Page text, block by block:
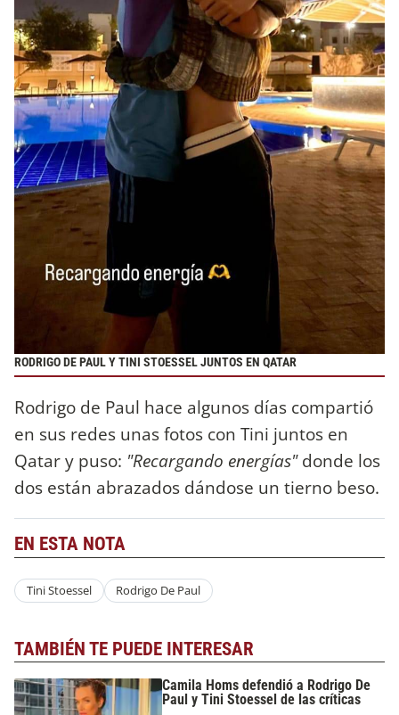
RODRIGO DE PAUL Y TINI STOESSEL JUNTOS EN QATAR
Rodrigo de Paul hace algunos días compartió
en sus redes unas fotos con Tini juntos en
Qatar y puso: "Recargando energías"donde los
dos están abrazados dándose un tierno beso.
EN ESTA NOTA
Tini Stoessel Rodrigo De Paul
TAMBIÉN TE PUEDE INTERESAR
Camila Homs defendió a Rodrigo De
Paul y Tini Stoessel de las críticas